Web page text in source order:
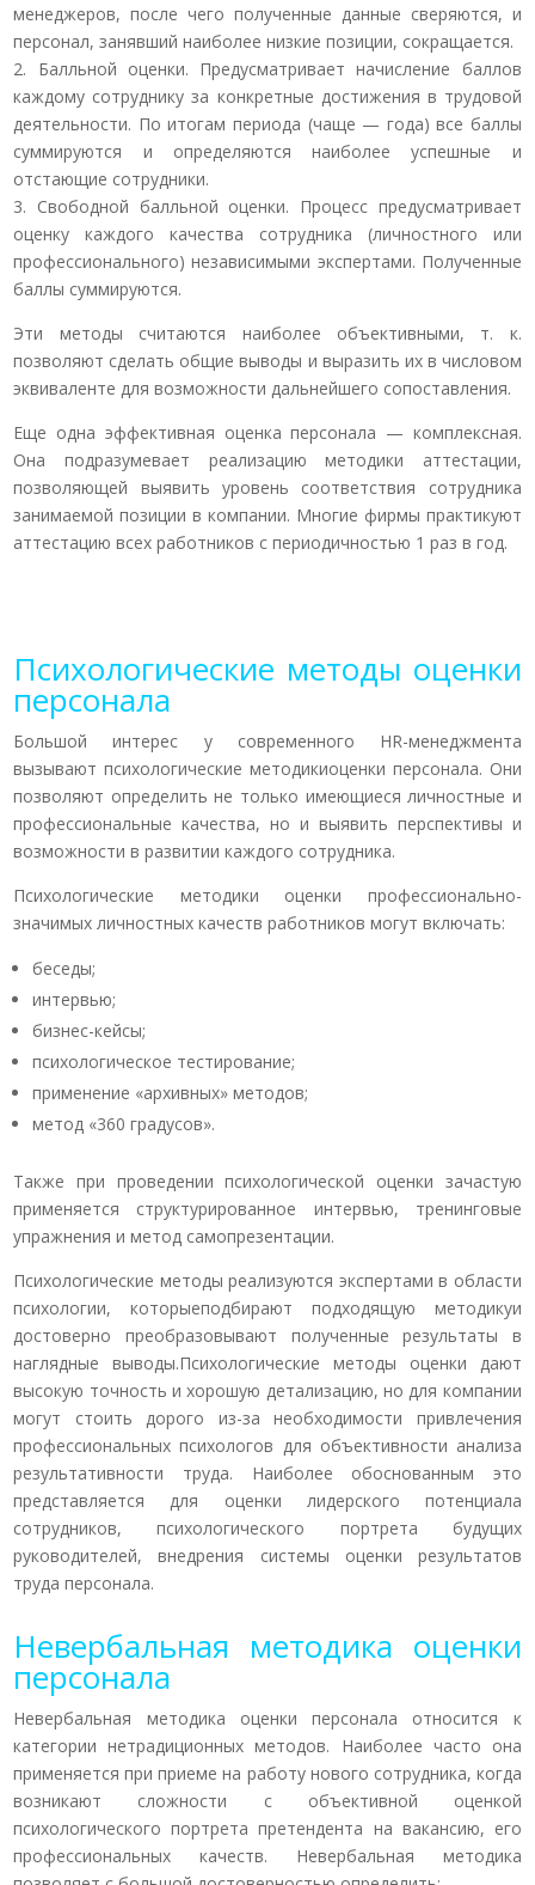
менеджеров, после чего полученные данные сверяются, и
персонал, занявший наиболее низкие позиции, сокращается.
2. Балльной оценки. Предусматривает начисление баллов
каждому сотруднику за конкретные достижения в трудовой
деятельности. По итогам периода (чаще — года) все баллы
суммируются и определяются наиболее успешные и
отстающие сотрудники.
3. Свободной балльной оценки. Процесс предусматривает
оценку каждого качества сотрудника (личностного или
профессионального) независимыми экспертами. Полученные
баллы суммируются.
Эти методы считаются наиболее объективными, т. к.
позволяют сделать общие выводы и выразить их в числовом
эквиваленте для возможности дальнейшего сопоставления.
Еще одна эффективная оценка персонала — комплексная.
Она подразумевает реализацию методики аттестации,
позволяющей выявить уровень соответствия сотрудника
занимаемой позиции в компании. Многие фирмы практикуют
аттестацию всех работников с периодичностью 1 раз в год.
Психологические методы оценки
персонала
Большой интерес у современного HR-менеджмента
вызывают психологические методикиоценки персонала. Они
позволяют определить не только имеющиеся личностные и
профессиональные качества, но и выявить перспективы и
возможности в развитии каждого сотрудника.
Психологические методики оценки профессионально-
значимых личностных качеств работников могут включать:
беседы;
интервью;
бизнес-кейсы;
психологическое тестирование;
применение «архивных» методов;
метод «360 градусов».
Также при проведении психологической оценки зачастую
применяется структурированное интервью, тренинговые
упражнения и метод самопрезентации.
Психологические методы реализуются экспертами в области
психологии, которыеподбирают подходящую методикуи
достоверно преобразовывают полученные результаты в
наглядные выводы.Психологические методы оценки дают
высокую точность и хорошую детализацию, но для компании
могут стоить дорого из-за необходимости привлечения
профессиональных психологов для объективности анализа
результативности труда. Наиболее обоснованным это
представляется для оценки лидерского потенциала
сотрудников, психологического портрета будущих
руководителей, внедрения системы оценки результатов
труда персонала.
Невербальная методика оценки
персонала
Невербальная методика оценки персонала относится к
категории нетрадиционных методов. Наиболее часто она
применяется при приеме на работу нового сотрудника, когда
возникают сложности с объективной оценкой
психологического портрета претендента на вакансию, его
профессиональных качеств. Невербальная методика